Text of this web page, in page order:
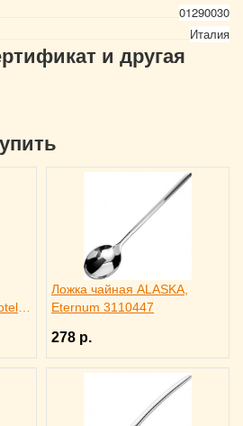
01290030
Италия
и другая
Ложка чайная ALASKA,
Eternum 3110447
278 р.